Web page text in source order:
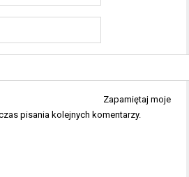
Zapamiętaj moje
pisania kolejnych komentarzy.